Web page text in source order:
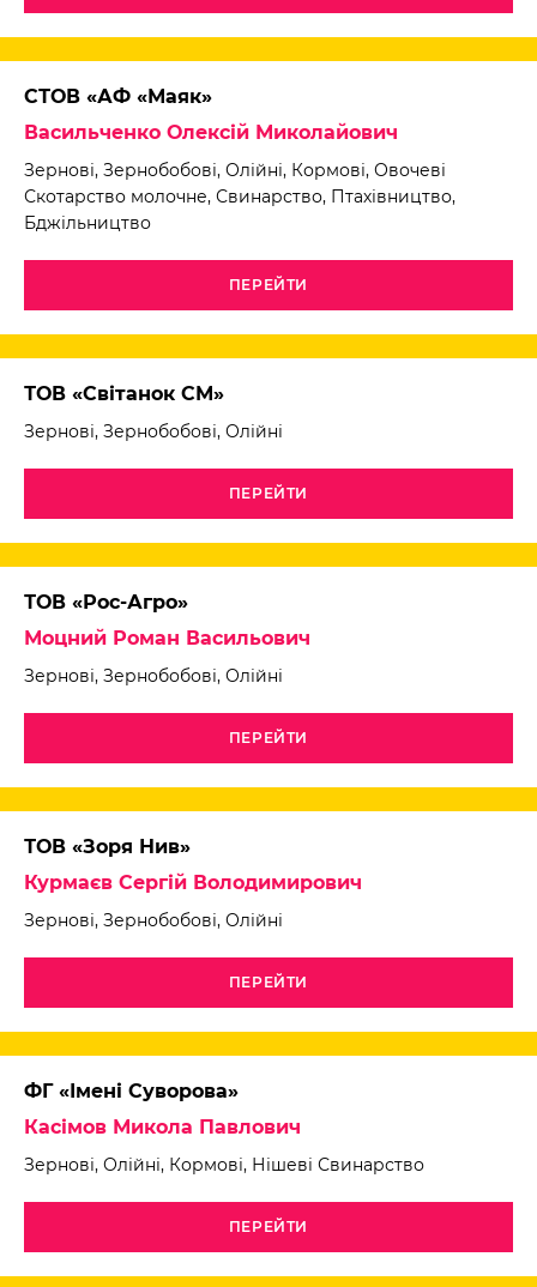
СТОВ «АФ «Маяк»
Васильченко Олексій Миколайович
Зернові, Зернобобові, Олійні, Кормові, Овочеві
Скотарство молочне, Свинарство, Птахівництво,
Бджільництво
ПЕРЕЙТИ
ТОВ «Світанок СМ»
Зернові, Зернобобові, Олійні
ПЕРЕЙТИ
ТОВ «Рос-Агро»
Моцний Роман Васильович
Зернові, Зернобобові, Олійні
ПЕРЕЙТИ
ТОВ «Зоря Нив»
Курмаєв Сергій Володимирович
Зернові, Зернобобові, Олійні
ПЕРЕЙТИ
ФГ «Імені Суворова»
Касімов Микола Павлович
Зернові, Олійні, Кормові, Нішеві Свинарство
ПЕРЕЙТИ